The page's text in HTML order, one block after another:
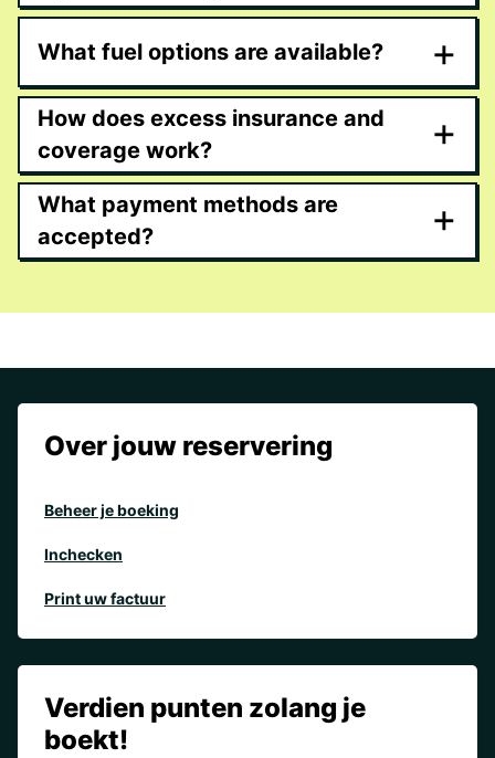
What fuel options are available? +
How does excess insurance and
coverage work?
+
What payment methods are
accepted?
+
Over jouw reservering
Beheer je boeking
Inchecken
Print uw factuur
Verdien punten zolang je
boekt!